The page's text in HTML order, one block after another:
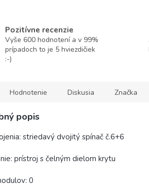
Pozitívne recenzie
Vyše 600 hodnotení a v 99%
prípadoch to je 5 hviezdičiek
:-)
Hodnotenie Diskusia Značka
popis
striedavý dvojitý spínač č.6+6
prístroj s čelným dielom krytu
0